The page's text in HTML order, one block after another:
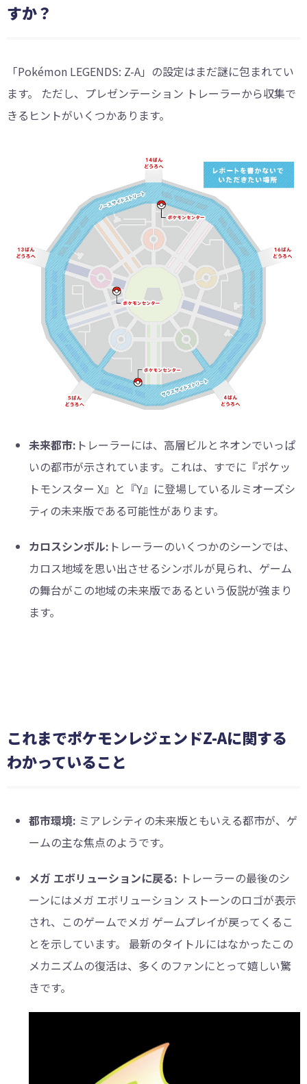
すか？
「Pokémon LEGENDS: Z-A」の設定はまだ謎に包まれてい
ます。 ただし、プレゼンテーション トレーラーから収集で
きるヒントがいくつかあります。
未来都市: トレーラーには、高層ビルとネオンでいっぱ
いの都市が示されています。これは、すでに『ポケッ
トモンスター X』と『Y』に登場しているルミオーズシ
ティの未来版である可能性があります。
カロスシンボル: トレーラーのいくつかのシーンでは、
カロス地域を思い出させるシンボルが見られ、ゲーム
の舞台がこの地域の未来版であるという仮説が強まり
ます。
これまでポケモンレジェンドZ-Aに関する
わかっていること
都市環境: ミアレシティの未来版ともいえる都市が、ゲ
ームの主な焦点のようです。
メガ エボリューションに戻る: トレーラーの最後のシ
ーンにはメガ エボリューション ストーンのロゴが表示
され、このゲームでメガ ゲームプレイが戻ってくるこ
とを示しています。 最新のタイトルにはなかったこの
メカニズムの復活は、多くのファンにとって嬉しい驚
きです。